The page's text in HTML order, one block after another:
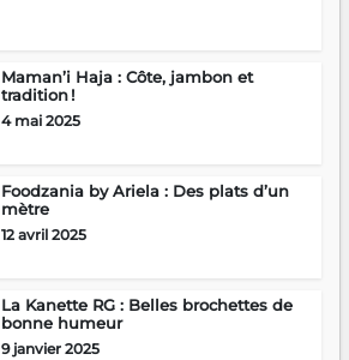
Maman’i Haja : Côte, jambon et
tradition !
4 mai 2025
Foodzania by Ariela : Des plats d’un
mètre
12 avril 2025
La Kanette RG : Belles brochettes de
bonne humeur
9 janvier 2025